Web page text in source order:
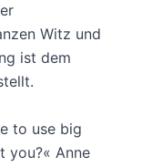
Witz und
ist dem
to use big
you?« Anne